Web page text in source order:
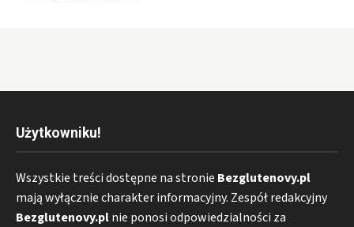
Użytkowniku!
Wszystkie treści dostępne na stronie Bezglutenovy.pl
mają wyłącznie charakter informacyjny. Zespół redakcyjny
Bezglutenovy.plnie ponosi odpowiedzialności za